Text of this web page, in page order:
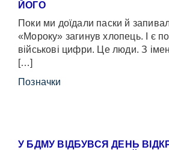
ЙОГО
Поки ми доїдали паски й
«Мороку» загинув хлопець. І є
військові цифри. Це люди. З
[…]
Позначки
У БДМУ ВІДБУВСЯ ДЕНЬ